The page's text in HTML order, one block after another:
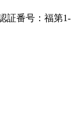
証番号：福第1-